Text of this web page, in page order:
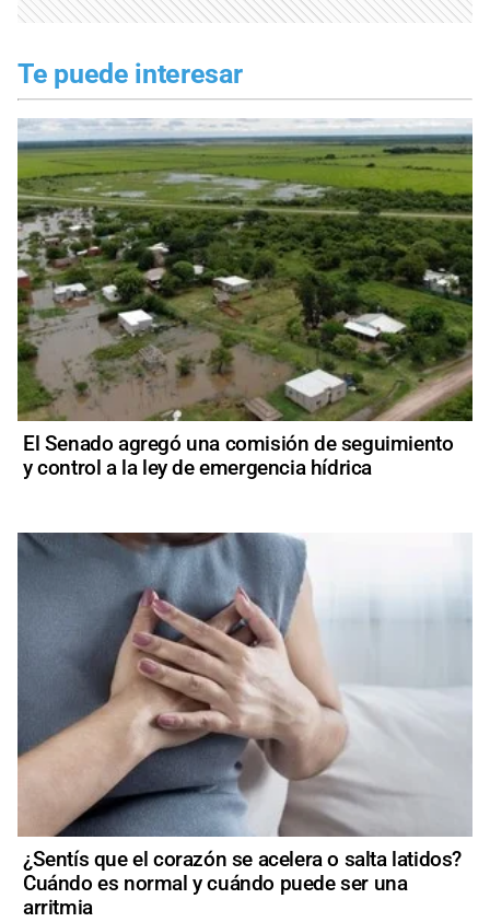
Te puede interesar
El Senado agregó una comisión de seguimiento
y control a la ley de emergencia hídrica
¿Sentís que el corazón se acelera o salta latidos?
Cuándo es normal y cuándo puede ser una
arritmia